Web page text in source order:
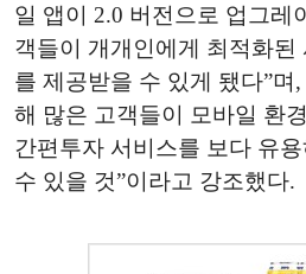
일 앱이 2.0 버전으로 업그레
객들이 개개인에게 최적화된
를 제공받을 수 있게 됐다”며
해 많은 고객들이 모바일 환
간편투자 서비스를 보다 유
수 있을 것”이라고 강조했다.